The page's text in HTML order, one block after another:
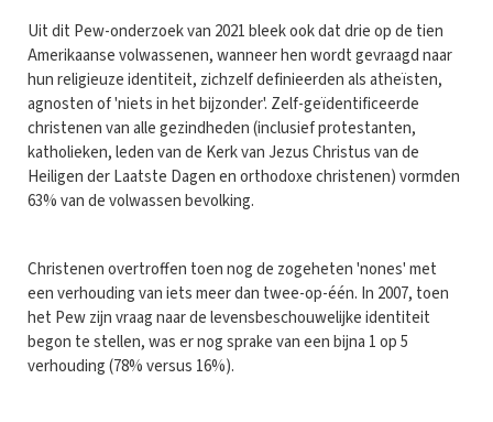
Uit dit Pew-onderzoek van 2021 bleek ook dat drie op de tien
Amerikaanse volwassenen, wanneer hen wordt gevraagd naar
hun religieuze identiteit, zichzelf definieerden als atheïsten,
agnosten of 'niets in het bijzonder'. Zelf-geïdentificeerde
christenen van alle gezindheden (inclusief protestanten,
katholieken, leden van de Kerk van Jezus Christus van de
Heiligen der Laatste Dagen en orthodoxe christenen) vormden
63% van de volwassen bevolking.
Christenen overtroffen toen nog de zogeheten 'nones' met
een verhouding van iets meer dan twee-op-één. In 2007, toen
het Pew zijn vraag naar de levensbeschouwelijke identiteit
begon te stellen, was er nog sprake van een bijna 1 op 5
verhouding (78% versus 16%).